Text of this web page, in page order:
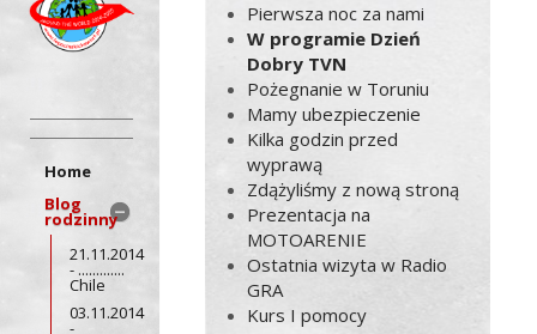
Home
Blog
rodzinny
21.11.2014
- .............
Chile
03.11.2014
-
Pierwsza noc za nami
W programie Dzień
Dobry TVN
Pożegnanie w Toruniu
Mamy ubezpieczenie
Kilka godzin przed
wyprawą
Zdążyliśmy z nową stroną
Prezentacja na
MOTOARENIE
Ostatnia wizyta w Radio
GRA
Kurs I pomocy